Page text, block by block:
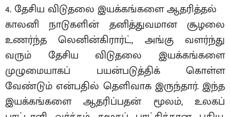
4. தேசிய விடுதலை இயக்கங்களை ஆதரித்தல்
காலனி நாடுகளின் தனித்துவமான சூழலை
உணர்ந்த லெனின்கிரார்ட், அங்கு வளர்ந்து
வரும் தேசிய விடுதலை இயக்கங்களை
முழுமையாகப் பயன்படுத்திக் கொள்ள
வேண்டும் என்பதில் தெளிவாக இருந்தார். இந்த
இயக்கங்களை ஆதரிப்பதன் மூலம், உலகப்